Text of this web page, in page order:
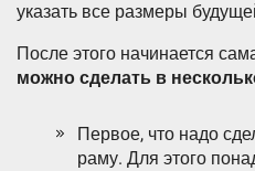
указать все размеры
После этого начинается
можно сделать в
Первое, что надо
раму. Для этого